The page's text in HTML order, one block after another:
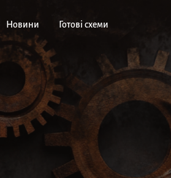
Новини Готові схеми